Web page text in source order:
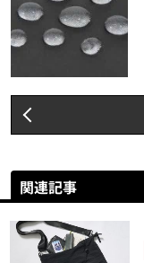
関連記事